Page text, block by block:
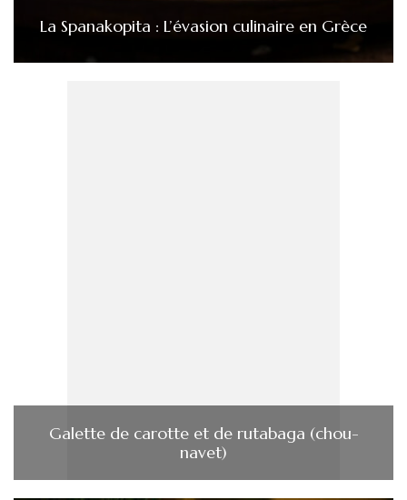
La Spanakopita : L’évasion culinaire en Grèce
Galette de carotte et de rutabaga (chou-
navet)